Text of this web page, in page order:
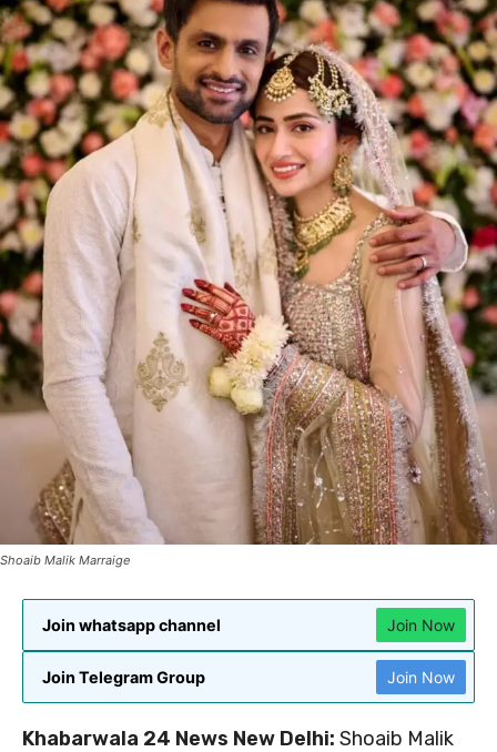
Shoaib Malik Marraige
Join whatsapp channel Join Now
Join Telegram Group Join Now
Khabarwala 24 News New Delhi: Shoaib Malik